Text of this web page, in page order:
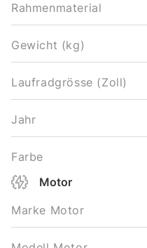
Rahmenmaterial
Gewicht (kg)
Laufradgrösse (Zoll)
Jahr
Farbe
Motor
Marke Motor